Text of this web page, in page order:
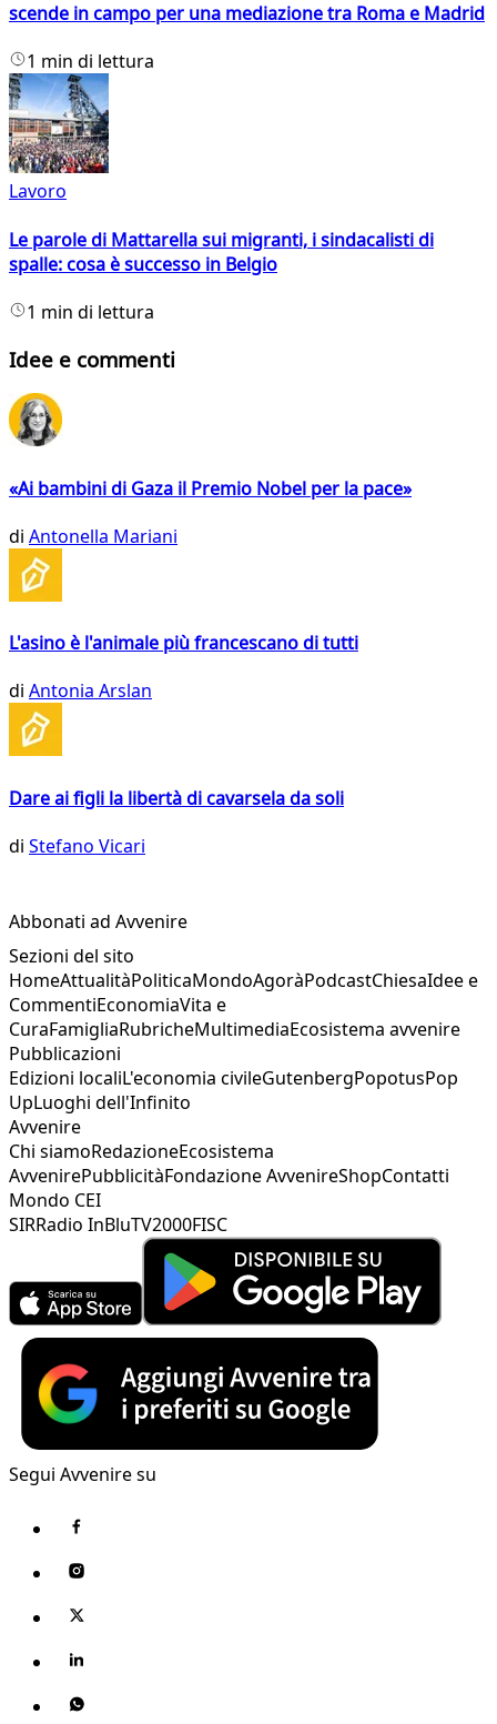
scende in campo per una mediazione tra Roma e Madrid
1 min di lettura
Lavoro
Le parole di Mattarella sui migranti, i sindacalisti di
spalle: cosa è successo in Belgio
1 min di lettura
Idee e commenti
«Ai bambini di Gaza il Premio Nobel per la pace»
di Antonella Mariani
L'asino è l'animale più francescano di tutti
di Antonia Arslan
Dare ai figli la libertà di cavarsela da soli
di Stefano Vicari
Abbonati ad Avvenire
Sezioni del sito
HomeAttualitàPoliticaMondoAgoràPodcastChiesaIdee e
CommentiEconomiaVita e
CuraFamigliaRubricheMultimediaEcosistema avvenire
Pubblicazioni
Edizioni localiL'economia civileGutenbergPopotusPop
UpLuoghi dell'Infinito
Avvenire
Chi siamoRedazioneEcosistema
AvvenirePubblicitàFondazione AvvenireShopContatti
Mondo CEI
SIRRadio InBluTV2000FISC
Segui Avvenire su